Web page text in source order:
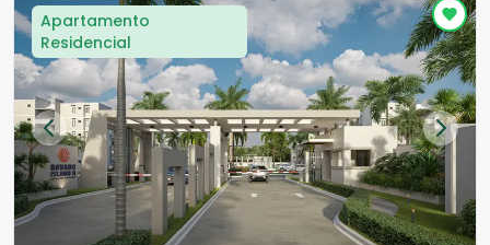
Apartamento
Residencial